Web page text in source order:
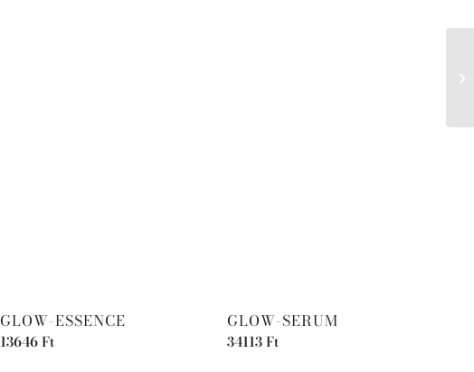
GLOW-ESSENCE
13646Ft
GLOW-SERUM
34113Ft